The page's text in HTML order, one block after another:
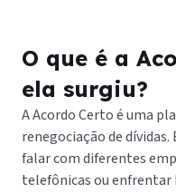
O que é a
ela surgiu?
A Acordo Certo é uma
renegociação de
falar com diferentes
telefônicas ou enfrentar